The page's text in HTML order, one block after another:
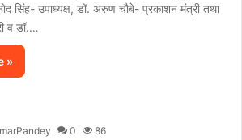
सिंह- उपाध्यक्ष, डॉ. अरुण चौबे- प्रकाशन मंत्री तथा
व डॉ.…
»
0 86